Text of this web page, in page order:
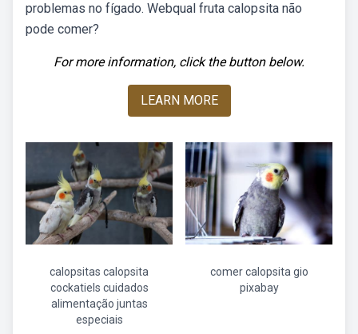
problemas no fígado. Webqual fruta calopsita não
pode comer?
For more information, click the button below.
LEARN MORE
calopsitas calopsita
cockatiels cuidados
alimentação juntas
especiais
comer calopsita gio
pixabay